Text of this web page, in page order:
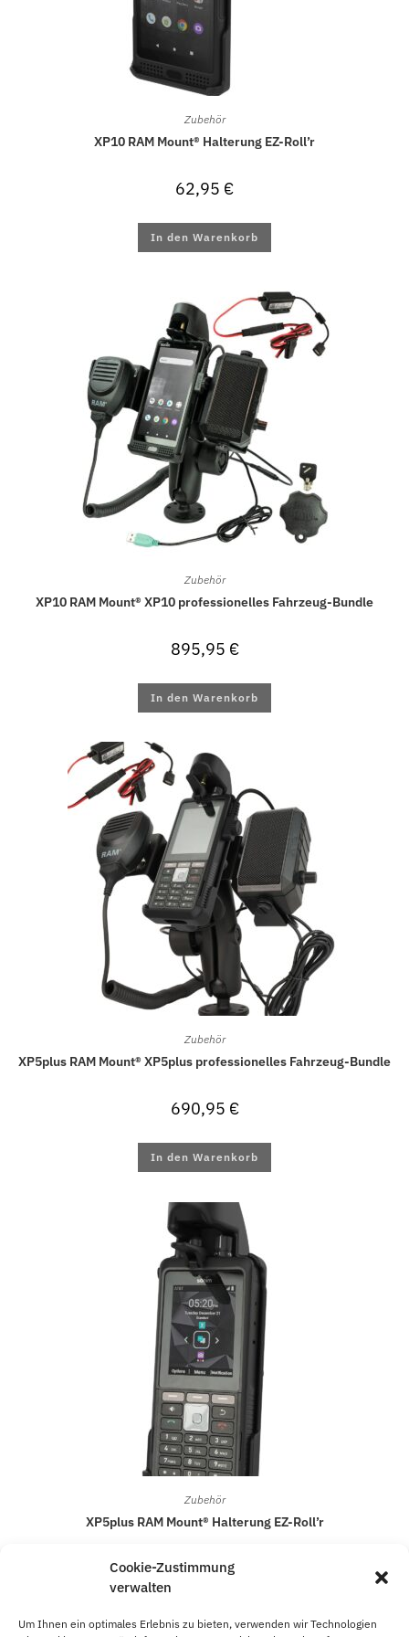
Cookie-Zustimmung
verwalten
Um Ihnen ein optimales Erlebnis zu bieten, verwenden wir Technologien
Zubehör
XP10 RAM Mount® Halterung EZ-Roll’r
62,95 €
In den Warenkorb
Zubehör
XP10 RAM Mount® XP10 professionelles Fahrzeug-Bundle
895,95 €
In den Warenkorb
Zubehör
XP5plus RAM Mount® XP5plus professionelles Fahrzeug-Bundle
690,95 €
In den Warenkorb
Zubehör
XP5plus RAM Mount® Halterung EZ-Roll’r
63,95€
In den Warenkorb